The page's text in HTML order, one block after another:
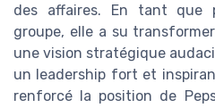
des affaires. En tant que
groupe, elle a su
une vision stratégique
un leadership fort et
renforcé la position de